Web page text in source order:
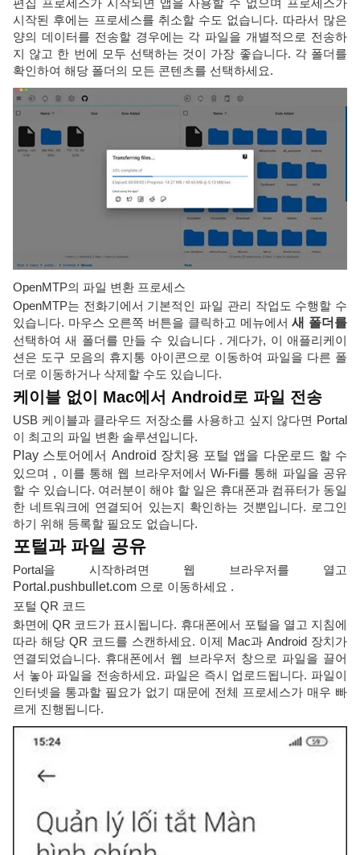
편집 프로세스가 시작되면 앱을 사용할 수 없으며 프로세스가
시작된 후에는 프로세스를 취소할 수도 없습니다. 따라서 많은
양의 데이터를 전송할 경우에는 각 파일을 개별적으로 전송하
지 않고 한 번에 모두 선택하는 것이 가장 좋습니다. 각 폴더를
확인하여 해당 폴더의 모든 콘텐츠를 선택하세요.
OpenMTP의 파일 변환 프로세스
OpenMTP는 전화기에서 기본적인 파일 관리 작업도 수행할 수
있습니다. 마우스 오른쪽 버튼을 클릭하고 메뉴에서새 폴더를
선택하여 새 폴더를 만들 수 있습니다 . 게다가, 이 애플리케이
션은 도구 모음의 휴지통 아이콘으로 이동하여 파일을 다른 폴
더로 이동하거나 삭제할 수도 있습니다.
케이블 없이 Mac에서 Android로 파일 전송
USB 케이블과 클라우드 저장소를 사용하고 싶지 않다면 Portal
이 최고의 파일 변환 솔루션입니다.
Play 스토어에서 Android 장치용 포털 앱을 다운로드 할 수
있으며 , 이를 통해 웹 브라우저에서 Wi-Fi를 통해 파일을 공유
할 수 있습니다. 여러분이 해야 할 일은 휴대폰과 컴퓨터가 동일
한 네트워크에 연결되어 있는지 확인하는 것뿐입니다. 로그인
하기 위해 등록할 필요도 없습니다.
포털과 파일 공유
Portal을 시작하려면 웹 브라우저를 열고
Portal.pushbullet.com 으로 이동하세요 .
포털 QR 코드
화면에 QR 코드가 표시됩니다. 휴대폰에서 포털을 열고 지침에
따라 해당 QR 코드를 스캔하세요. 이제 Mac과 Android 장치가
연결되었습니다. 휴대폰에서 웹 브라우저 창으로 파일을 끌어
서 놓아 파일을 전송하세요. 파일은 즉시 업로드됩니다. 파일이
인터넷을 통과할 필요가 없기 때문에 전체 프로세스가 매우 빠
르게 진행됩니다.